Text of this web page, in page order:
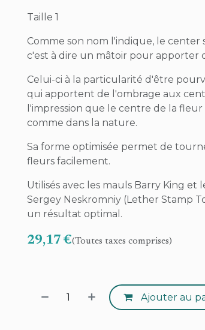
Taille 1
Comme son nom l'indique, le center
c'est à dire un mâtoir pour apporter
Celui-ci à la particularité d'être
qui apportent de l'ombrage aux
l'impression que le centre de la
comme dans la nature.
Sa forme optimisée permet de
fleurs facilement.
Utilisés avec les mauls Barry King et
Sergey Neskromniy (Lether Stamp
un résultat optimal.
29,17 €(Toutes taxes comprises)
Ajouter au